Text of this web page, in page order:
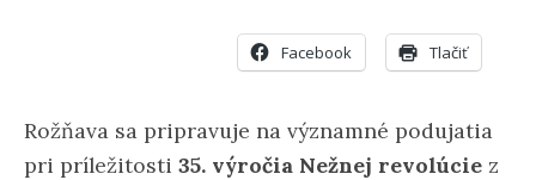
Facebook Tlačiť
Rožňava sa pripravuje na významné podujatia
pri príležitosti 35. výročia Nežnej revolúcie z